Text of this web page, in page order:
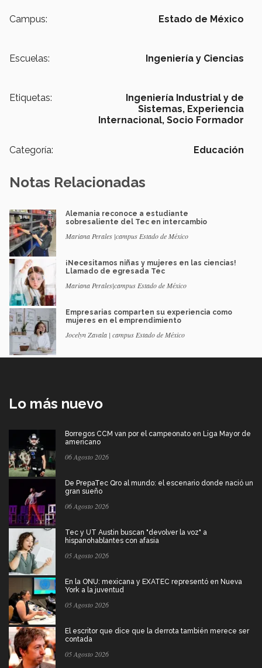
Campus: Estado de México
Escuelas: Ingeniería y Ciencias
Etiquetas:
Ingeniería Industrial y de
Sistemas, Experiencia
Internacional, Socio Formador
Categoría: Educación
Notas Relacionadas
Alemania reconoce a estudiante
sobresaliente del Tec en intercambio
Mariana Perales |campus Estado de México
¡Necesitamos niñas y mujeres en las ciencias!
Llamado de egresada Tec
Mariana Perales|campus Estado de México
Empresarias comparten su experiencia como
mujeres en el emprendimiento
Jocelyn Zavala | campus Estado de México
Lo más nuevo
Borregos CCM van por el campeonato en Liga Mayor de
americano
06 Agosto 2026
De PrepaTec Qro al mundo: el escenario donde nació un
gran sueño
06 Agosto 2026
Tec y UT Austin buscan "devolver la voz" a
hispanohablantes con afasia
05 Agosto 2026
En la ONU: mexicana y EXATEC representó en Nueva
York a la juventud
05 Agosto 2026
El escritor que dice que la derrota también merece ser
contada
05 Agosto 2026